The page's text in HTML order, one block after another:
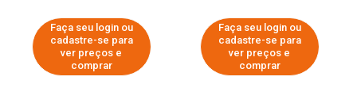
Faça seu login ou
cadastre-se para
ver preços e
comprar
Faça seu login ou
cadastre-se para
ver preços e
comprar